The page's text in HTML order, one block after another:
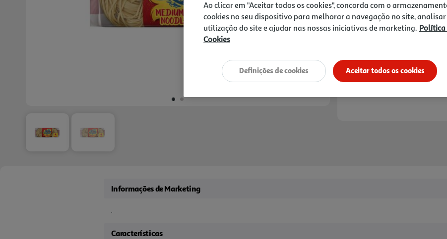
Notas de preparação
Informações de Marketing
.
Características
Ao clicar em "Aceitar todos os cookies", concorda com o
cookies no seu dispositivo para melhorar a navegação no site, analisar
utilização do site e ajudar nas nossas iniciativas de marketing. Política
Cookies
Aceitar todos os cookies
Definições de cookies